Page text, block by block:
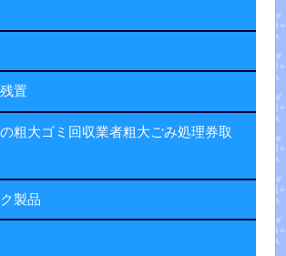
置
粗大ゴミ回収業者粗大ごみ処理券取
製品